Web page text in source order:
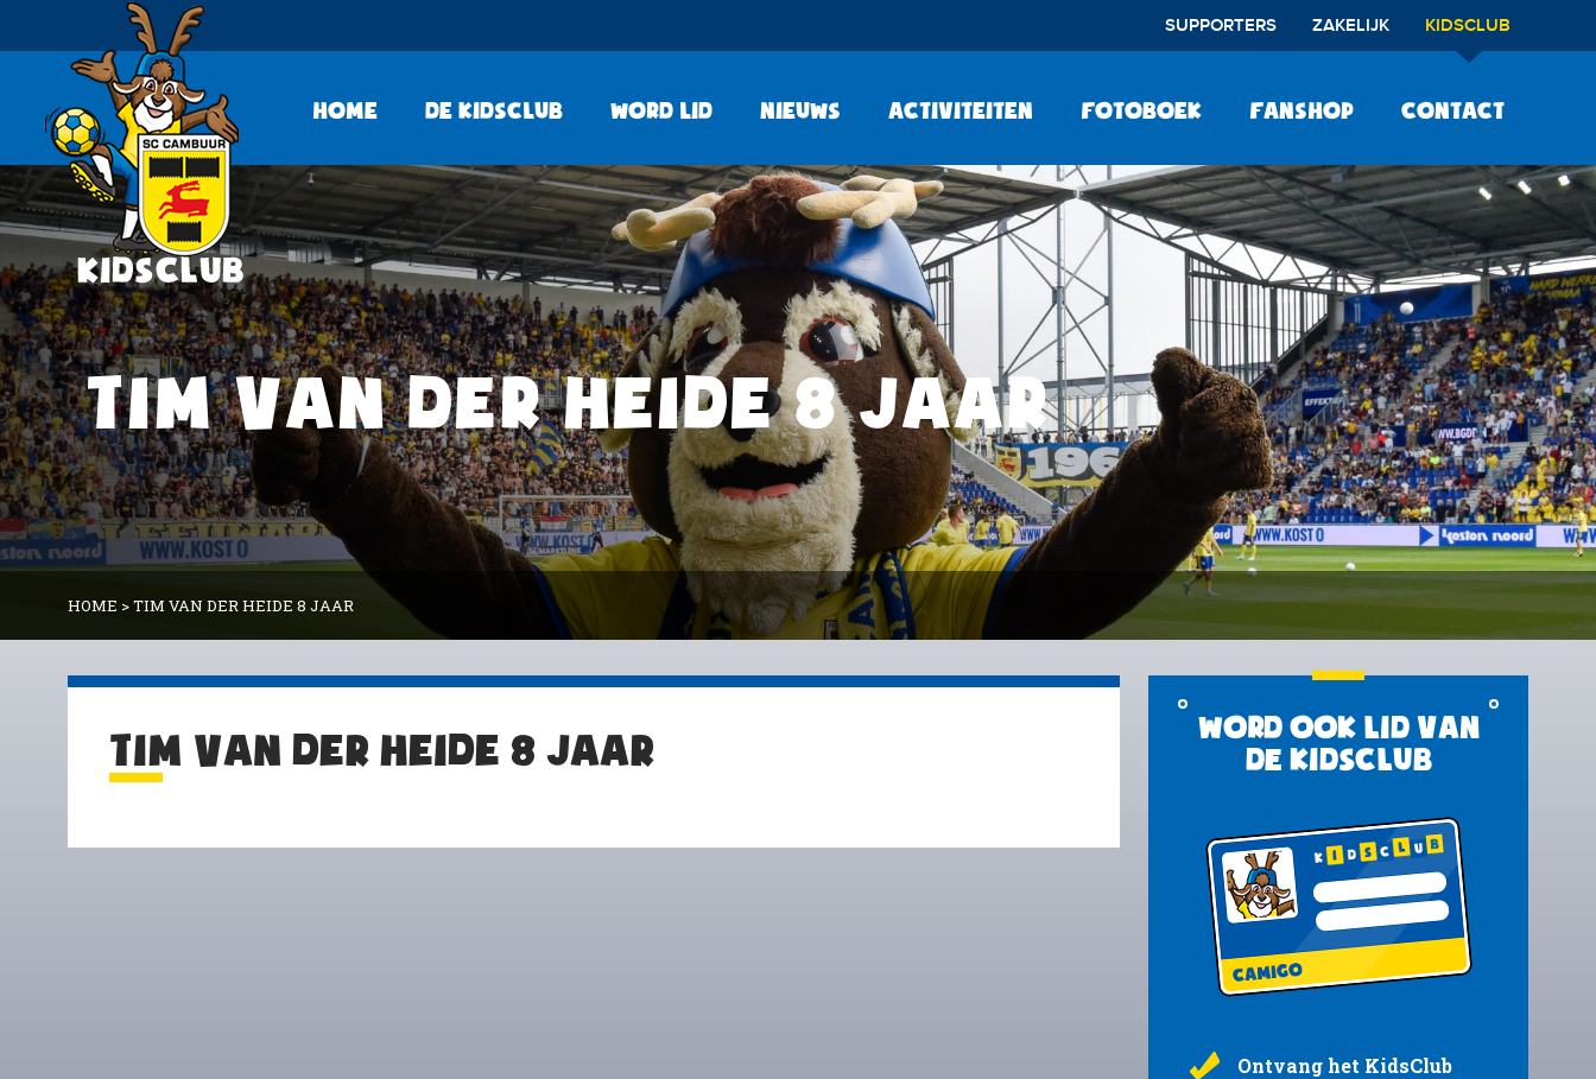
SUPPORTERS ZAKELIJK KIDSCLUB
Home De KidsClub Word lid Nieuws Activiteiten Fotoboek Fanshop Contact
TIM VAN DER HEIDE 8 JAAR
HOME >TIM VAN DER HEIDE 8 JAAR
TIM VAN DER HEIDE 8 JAAR
Word ook lid van
de KidsClub
Ontvang het KidsClub